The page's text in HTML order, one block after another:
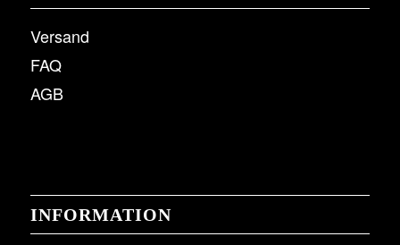
Versand
FAQ
AGB
INFORMATION